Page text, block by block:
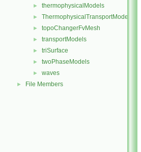
► thermophysicalModels
► ThermophysicalTransportModels
► topoChangerFvMesh
► transportModels
► triSurface
► twoPhaseModels
► waves
► File Members